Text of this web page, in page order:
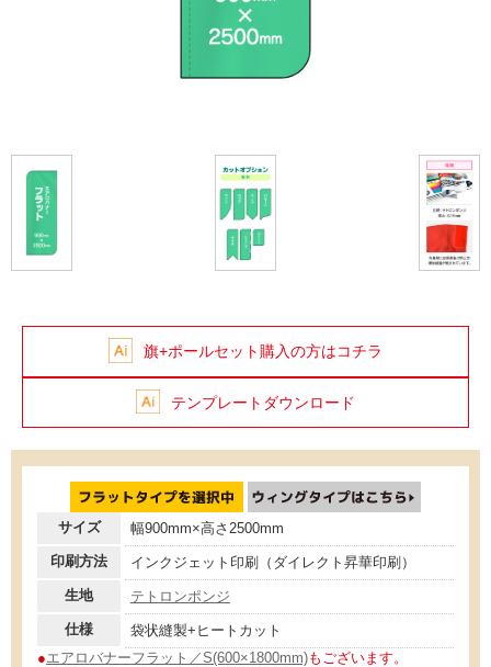
旗+ポールセット購入の方はコチラ
テンプレートダウンロード
サイズ
幅900mm×高さ2500mm
印刷方法
インクジェット印刷（ダイレクト昇華印刷）
生地
テトロンポンジ
仕様
袋状縫製+ヒートカット
●エアロバナーフラット／S(600×1800mm)もございます。